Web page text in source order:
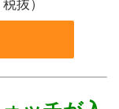
抜）